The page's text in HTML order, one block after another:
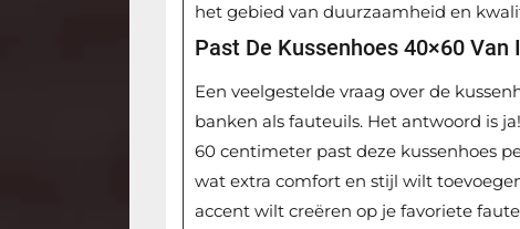
het gebied van duurzaamheid en
Past De Kussenhoes 40×60
Een veelgestelde vraag over de
banken als fauteuils. Het antwoord is
60 centimeter past deze kussenhoes
wat extra comfort en stijl wilt
accent wilt creëren op je favoriete